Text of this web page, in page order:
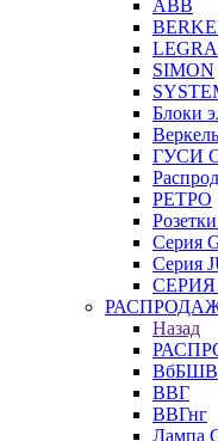
ABB
SIMON
Блоки
ГУСИ
РЕТРО
Серия
Серия
СЕРИЯ
Назад
ВбБШВ
ВВГ
ВВГнг
Лампа